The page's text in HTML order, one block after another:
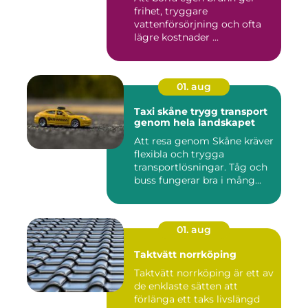
frihet, tryggare
vattenförsörjning och ofta
lägre kostnader ...
01. aug
Taxi skåne trygg transport
genom hela landskapet
Att resa genom Skåne kräver
flexibla och trygga
transportlösningar. Tåg och
buss fungerar bra i mång...
01. aug
Taktvätt norrköping
Taktvätt norrköping är ett av
de enklaste sätten att
förlänga ett taks livslängd